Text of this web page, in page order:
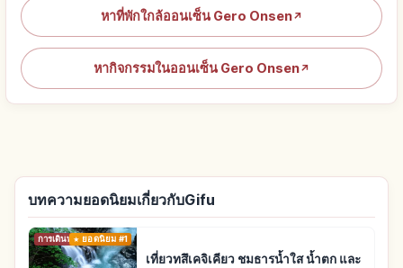
หาที่พักใกล้ออนเซ็น Gero Onsen↗
หากิจกรรมในออนเซ็น Gero Onsen↗
บทความยอดนิยมเกี่ยวกับGifu
การเดินทาง ยอดนิยม #1
เที่ยวทสึเคจิเคียว ชมธารน้ำใส น้ำตก และ